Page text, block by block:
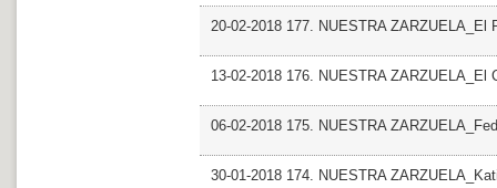
20-02-2018 177. NUESTRA ZARZUELA_El
13-02-2018 176. NUESTRA ZARZUELA_El
06-02-2018 175. NUESTRA
30-01-2018 174. NUESTRA